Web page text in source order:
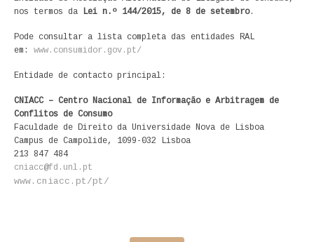
nos termos da Lei n.º 144/2015, de 8 de setembro.
Pode consultar a lista completa das entidades RAL
em: www.consumidor.gov.pt/
Entidade de contacto principal:
CNIACC – Centro Nacional de Informação e Arbitragem de
Conflitos de Consumo
Faculdade de Direito da Universidade Nova de Lisboa
Campus de Campolide, 1099-032 Lisboa
213 847 484
cniacc@fd.unl.pt
www.cniacc.pt/pt/